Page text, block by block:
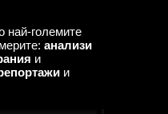
най-големите
анализи
и
и